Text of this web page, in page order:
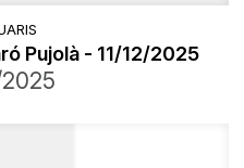
Pujolà - 11/12/2025
2025